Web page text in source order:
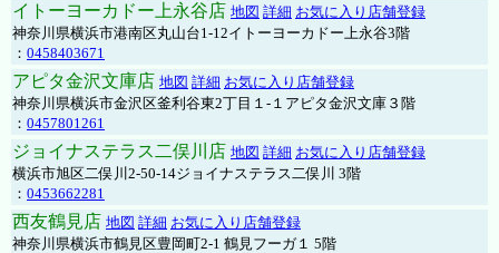
イトーヨーカドー上永谷店 地図 詳細 お気に入り店舗登録
神奈川県横浜市港南区丸山台1-12イトーヨーカドー上永谷3階
： 0458403671
アピタ金沢文庫店 地図 詳細 お気に入り店舗登録
神奈川県横浜市金沢区釜利谷東2丁目１-１アピタ金沢文庫３階
： 0457801261
ジョイナステラス二俣川店 地図 詳細 お気に入り店舗登録
横浜市旭区二俣川2-50-14ジョイナステラス二俣川 3階
： 0453662281
西友鶴見店 地図 詳細 お気に入り店舗登録
神奈川県横浜市鶴見区豊岡町2-1 鶴見フーガ１ 5階